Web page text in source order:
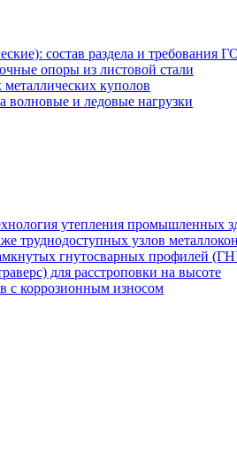
состав раздела и требования
опоры из листовой стали
куполов
волновые и ледовые нагрузки
утепления промышленных
труднодоступных узлов
гнутосварных профилей
для расстроповки на высоте
с коррозионным износом